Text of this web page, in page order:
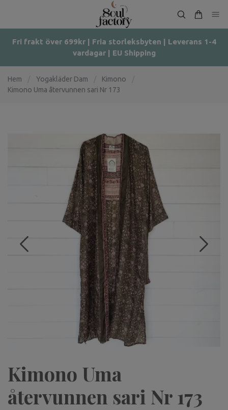
Fri frakt över 699kr | Fria storleksbyten | Leverans 1-4
vardagar | EU Shipping
Hem Yogakläder Dam Kimono
Kimono Uma återvunnen sari Nr 173
Kimono Uma
återvunnen sari Nr 173